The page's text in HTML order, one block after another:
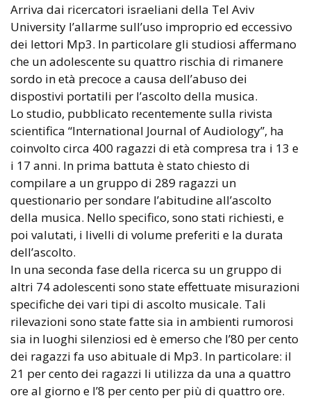
Arriva dai ricercatori israeliani della Tel Aviv
University l’allarme sull’uso improprio ed eccessivo
dei lettori Mp3. In particolare gli studiosi affermano
che un adolescente su quattro rischia di rimanere
sordo in età precoce a causa dell’abuso dei
dispostivi portatili per l’ascolto della musica.
Lo studio, pubblicato recentemente sulla rivista
scientifica “International Journal of Audiology”, ha
coinvolto circa 400 ragazzi di età compresa tra i 13 e
i 17 anni. In prima battuta è stato chiesto di
compilare a un gruppo di 289 ragazzi un
questionario per sondare l’abitudine all’ascolto
della musica. Nello specifico, sono stati richiesti, e
poi valutati, i livelli di volume preferiti e la durata
dell’ascolto.
In una seconda fase della ricerca su un gruppo di
altri 74 adolescenti sono state effettuate misurazioni
specifiche dei vari tipi di ascolto musicale. Tali
rilevazioni sono state fatte sia in ambienti rumorosi
sia in luoghi silenziosi ed è emerso che l’80 per cento
dei ragazzi fa uso abituale di Mp3. In particolare: il
21 per cento dei ragazzi li utilizza da una a quattro
ore al giorno e l’8 per cento per più di quattro ore.